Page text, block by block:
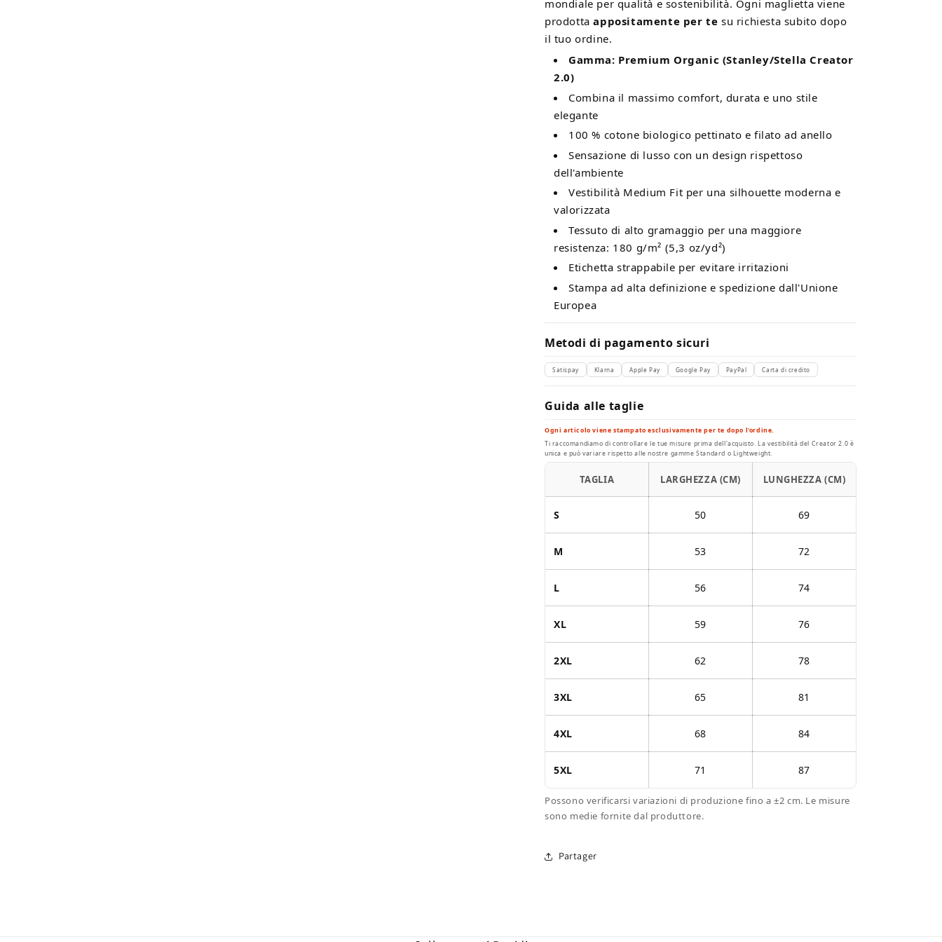
mondiale per qualità e sostenibilità. Ogni maglietta viene
prodottaappositamente per te su richiesta subito dopo
il tuo ordine.
Gamma: Premium Organic (Stanley/Stella Creator
2.0)
Combina il massimo comfort, durata e uno stile
elegante
100 % cotone biologico pettinato e filato ad anello
Sensazione di lusso con un design rispettoso
dell'ambiente
Vestibilità Medium Fit per una silhouette moderna e
valorizzata
Tessuto di alto gramaggio per una maggiore
resistenza: 180 g/m² (5,3 oz/yd²)
Etichetta strappabile per evitare irritazioni
Stampa ad alta definizione e spedizione dall'Unione
Europea
Metodi di pagamento sicuri
Satispay Klarna Apple Pay Google Pay PayPal Carta di credito
Guida alle taglie
Ogni articolo viene stampato esclusivamente per te dopo l'ordine.
Ti raccomandiamo di controllare le tue misure prima dell'acquisto. La vestibilità del Creator 2.0 è
unica e può variare rispetto alle nostre gamme Standard o Lightweight.
TAGLIA LARGHEZZA (CM) LUNGHEZZA (CM)
S 50 69
M 53 72
L 56 74
XL 59 76
2XL 62 78
3XL 65 81
4XL 68 84
5XL 71 87
Possono verificarsi variazioni di produzione fino a ±2 cm. Le misure
sono medie fornite dal produttore.
Partager